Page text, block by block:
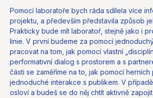
Pomocí laboratoře bych ráda sdílela více
projektu, a především představila způsob
Prakticky bude mít laboratoř, stejně jako i
linie. V první budeme za pomocí
pracovat na tom, jak pomocí vlastní
performativní dialog s prostorem a s
části se zaměříme na to, jak pomocí
jednoduché interakce s publikem. V
osloví a budeš se do něj chtít aktivně